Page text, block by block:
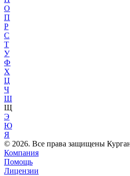
О
П
Р
С
Т
У
Ф
Х
Ц
Ч
Ш
Щ
Э
Ю
Я
© 2026. Все права защищены
Компания
Помощь
Лицензии